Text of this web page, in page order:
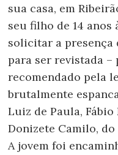
sua casa, em
seu filho de 14
solicitar a
para ser revistada –
recomendado pela
brutalmente
Luiz de Paula,
Donizete Camilo, do
A jovem foi